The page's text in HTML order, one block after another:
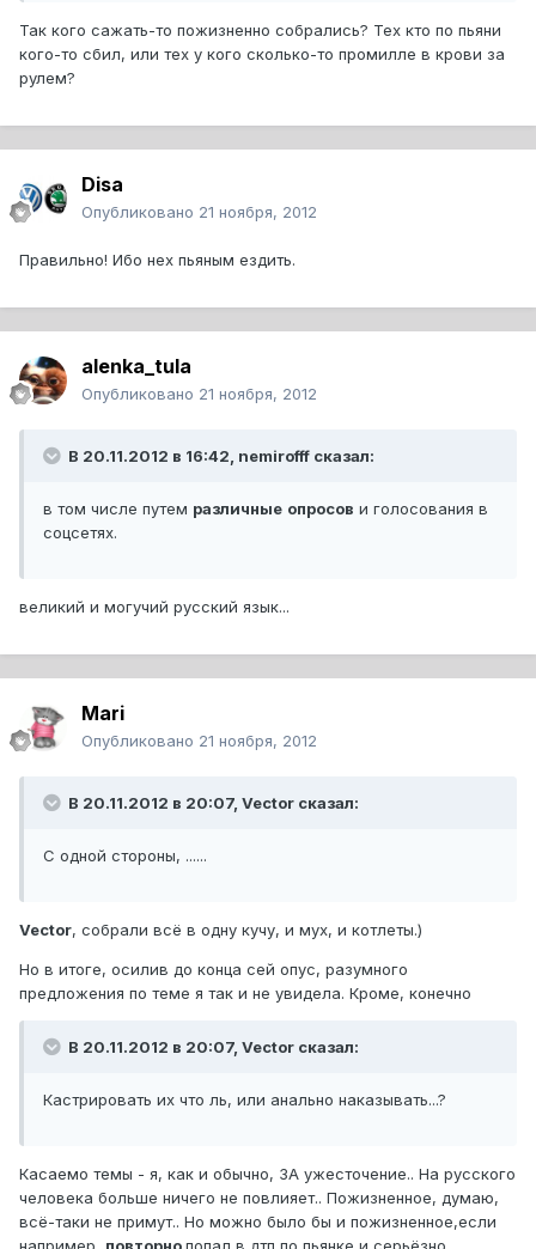
Так кого сажать-то пожизненно собрались? Тех кто по пьяни
кого-то сбил, или тех у кого сколько-то промилле в крови за
рулем?
Disa
Опубликовано 21 ноября, 2012
Правильно! Ибо нех пьяным ездить.
alenka_tula
Опубликовано 21 ноября, 2012
В 20.11.2012 в 16:42, nemirofff сказал:
в том числе путем различные опросов и голосования в
соцсетях.
великий и могучий русский язык...
Mari
Опубликовано 21 ноября, 2012
В 20.11.2012 в 20:07, Vector сказал:
С одной стороны, ......
Vector, собрали всё в одну кучу, и мух, и котлеты.)
Но в итоге, осилив до конца сей опус, разумного
предложения по теме я так и не увидела. Кроме, конечно
В 20.11.2012 в 20:07, Vector сказал:
Кастрировать их что ль, или анально наказывать...?
Касаемо темы - я, как и обычно, ЗА ужесточение.. На русского
человека больше ничего не повлияет.. Пожизненное, думаю,
всё-таки не примут.. Но можно было бы и пожизненное,если